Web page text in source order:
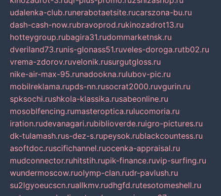
udalenka-club.runerabotaetsite.rucarszona-bu.ru
dash-cash-now.rubravoprod.rukinozadrot13.ru
hotteygroup.rubagira31.rudommarketnsk.ru
dveriland73.runis-glonass51.ruveles-doroga.rutb02.ru
vrema-zdorov.ruvelonik.rusurgutgloss.ru
nike-air-max-95.runadookna.rulubov-pic.ru
mobilreklama.rupds-nn.rusocrat2000.ruvgurin.ru
spksochi.rushkola-klassika.rusabeonline.ru
mosoblfencing.rumasteroptica.rulucomoria.ru
iration.rudevanagari.rubiblioverde.ruigro-pictures.ru
dk-tulamash.rus-dez-s.rupeysok.rublackcountess.ru
asoftdoc.ruscifichannel.ruocenka-appraisal.ru
mudconnector.ruhitstih.rupik-finance.ruvip-surfing.ru
wundermoscow.ruolymp-clan.rudr-pavlush.ru
su2lgyoeucscn.ruallkmv.rudhgfd.rutesotomeshell.ru